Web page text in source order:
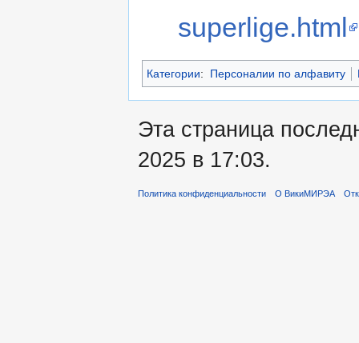
superlige.html
Категории: Персоналии по алфавиту
Эта страница
2025 в 17:03.
Политика конфиденциальности О ВикиМИРЭА